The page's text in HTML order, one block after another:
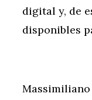
digital y, de
disponibles